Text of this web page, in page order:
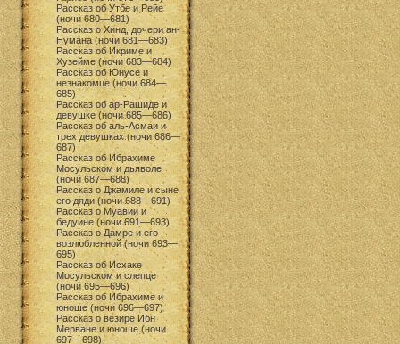
Рассказ об Утбе и Рейе
(ночи 680—681)
Рассказ о Хинд, дочери ан-
Нумана (ночи 681—683)
Рассказ об Икриме и
Хузейме (ночи 683—684)
Рассказ об Юнусе и
незнакомце (ночи 684—
685)
Рассказ об ар-Рашиде и
девушке (ночи 685—686)
Рассказ об аль-Асмаи и
трех девушках (ночи 686—
687)
Рассказ об Ибрахиме
Мосульском и дьяволе
(ночи 687—688)
Рассказ о Джамиле и сыне
его дяди (ночи 688—691)
Рассказ о Муавии и
бедуине (ночи 691—693)
Рассказ о Дамре и его
возлюбленной (ночи 693—
695)
Рассказ об Исхаке
Мосульском и слепце
(ночи 695—696)
Рассказ об Ибрахиме и
юноше (ночи 696—697)
Рассказ о везире Ибн
Мерване и юноше (ночи
697—698)